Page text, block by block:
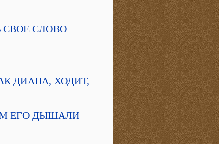
СВОЕ СЛОВО
ДИАНА, ХОДИТ,
ЕГО ДЫШАЛИ